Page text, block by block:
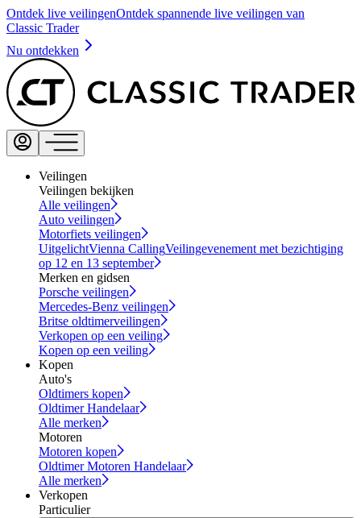
Ontdek live veilingenOntdek spannende live veilingen van
Classic Trader
Nu ontdekken
Veilingen
Veilingen bekijken
Alle veilingen
Auto veilingen
Motorfiets veilingen
UitgelichtVienna CallingVeilingevenement met bezichtiging
op 12 en 13 september
Merken en gidsen
Porsche veilingen
Mercedes-Benz veilingen
Britse oldtimerveilingen
Verkopen op een veiling
Kopen op een veiling
Kopen
Auto's
Oldtimers kopen
Oldtimer Handelaar
Alle merken
Motoren
Motoren kopen
Oldtimer Motoren Handelaar
Alle merken
Verkopen
Particulier